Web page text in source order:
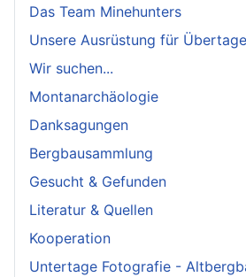
Das Team Minehunters
Unsere Ausrüstung für
Wir suchen...
Montanarchäologie
Danksagungen
Bergbausammlung
Gesucht & Gefunden
Literatur & Quellen
Kooperation
Untertage Fotografie -